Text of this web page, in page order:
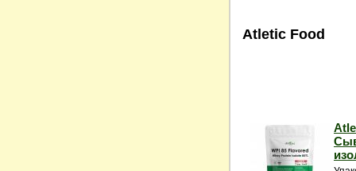
Atletic Food